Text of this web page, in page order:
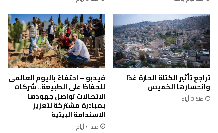
ةل
ر
ق
م
إ
ل
ى
ص
ي
ا
تراجع تأثير الكتلة الحارة غدًا
وانحسارها الخميس
منذ 3 أيام
فيديو – احتفاءً باليوم العالمي
للحفاظ على الطبيعة.. شركات
الاتصالات تواصل جهودها
بمبادرة مشتركة لتعزيز
الاستدامة البيئية
منذ 4 أيام